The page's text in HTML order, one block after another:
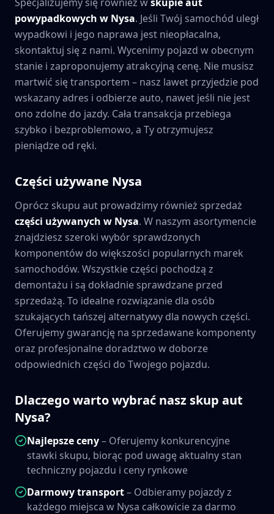
powypadkowych w Nysa. Jeśli Twój samochód uległ
wypadkowi i jego naprawa jest nieopłacalna,
skontaktuj się z nami. Wycenimy pojazd w obecnym
stanie i zaproponujemy atrakcyjną cenę. Nie musisz
martwić się transportem – nasz lawet przyjedzie pod
wskazany adres i odbierze auto, nawet jeśli nie jest
ono zdolne do jazdy. Cała transakcja przebiega
szybko i bezproblemowo, a Ty otrzymujesz
pieniądze od ręki.
Części używane Nysa
Oprócz skupu aut prowadzimy również sprzedaż
części używanych w Nysa. W naszym asortymencie
znajdziesz szeroki wybór sprawdzonych
komponentów do większości popularnych marek
samochodów. Wszystkie części pochodzą z
demontażu i są dokładnie sprawdzane przed
sprzedażą. To idealne rozwiązanie dla osób
szukających tańszej alternatywy dla nowych części.
Oferujemy gwarancję na sprzedawane komponenty
oraz profesjonalne doradztwo w doborze
odpowiednich części do Twojego pojazdu.
Dlaczego warto wybrać nasz skup aut
Nysa?
Najlepsze ceny– Oferujemy konkurencyjne
stawki skupu, biorąc pod uwagę aktualny stan
techniczny pojazdu i ceny rynkowe
Darmowy transport– Odbieramy pojazdy z
każdego miejsca w Nysa całkowicie za darmo